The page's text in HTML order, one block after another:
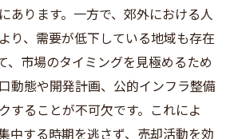
あります。一方で、郊外における人
り、需要が低下している地域も存在
、市場のタイミングを見極めるため
動態や開発計画、公的インフラ整備
することが不可欠です。これによ
中する時期を逃さず、売却活動を効